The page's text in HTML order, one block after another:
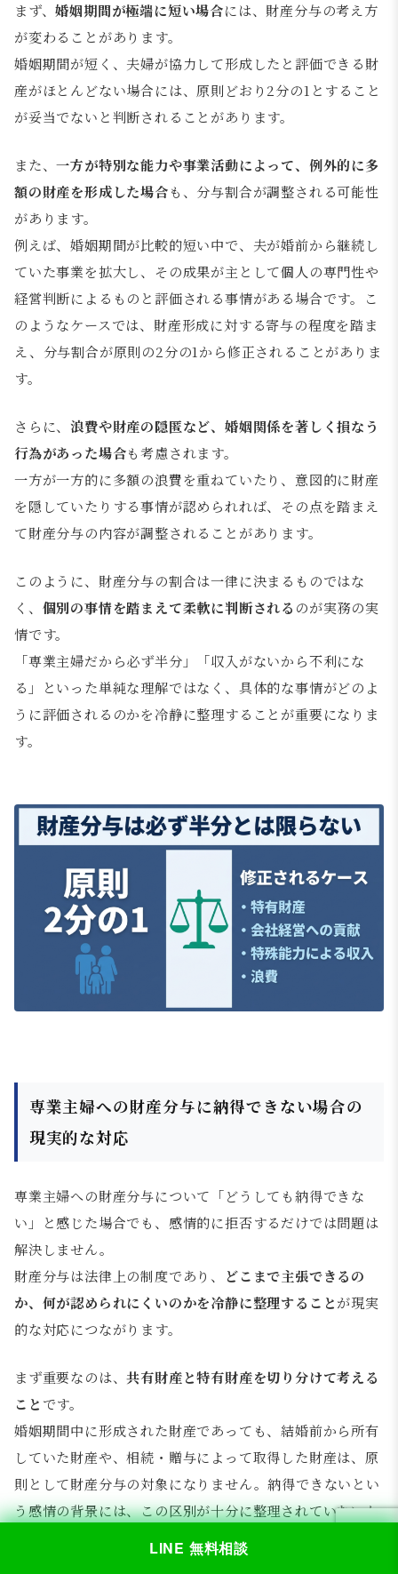
LINE 無料相談
まず、婚姻期間が極端に短い場合には、財産分与の考え方
が変わることがあります。
婚姻期間が短く、夫婦が協力して形成したと評価できる財
産がほとんどない場合には、原則どおり2分の1とすること
が妥当でないと判断されることがあります。
また、一方が特別な能力や事業活動によって、例外的に多
額の財産を形成した場合も、分与割合が調整される可能性
があります。
例えば、婚姻期間が比較的短い中で、夫が婚前から継続し
ていた事業を拡大し、その成果が主として個人の専門性や
経営判断によるものと評価される事情がある場合です。こ
のようなケースでは、財産形成に対する寄与の程度を踏ま
え、分与割合が原則の2分の1から修正されることがありま
す。
さらに、 浪費や財産の隠匿など、婚姻関係を著しく損なう
行為があった場合も考慮されます。
一方が一方的に多額の浪費を重ねていたり、意図的に財産
を隠していたりする事情が認められれば、その点を踏まえ
て財産分与の内容が調整されることがあります。
このように、財産分与の割合は一律に決まるものではな
く、 個別の事情を踏まえて柔軟に判断される のが実務の実
情です。
「専業主婦だから必ず半分」「収入がないから不利にな
る」といった単純な理解ではなく、具体的な事情がどのよ
うに評価されるのかを冷静に整理することが重要になりま
す。
専業主婦への財産分与に納得できない場合の
現実的な対応
専業主婦への財産分与について「どうしても納得できな
い」と感じた場合でも、感情的に拒否するだけでは問題は
解決しません。
財産分与は法律上の制度であり、
どこまで主張できるの
か、何が認められにくいのかを冷静に整理することが現実
的な対応につながります。
まず重要なのは、共有財産と特有財産を切り分けて考える
こと です。
婚姻期間中に形成された財産であっても、結婚前から所有
していた財産や、相続・贈与によって取得した財産は、原
則として財産分与の対象になりません。納得できないとい
う感情の背景には、この区別が十分に整理されていないケ